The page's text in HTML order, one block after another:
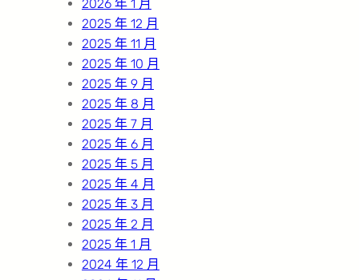
2026 年 1 月
2025 年 12 月
2025 年 11 月
2025 年 10 月
2025 年 9 月
2025 年 8 月
2025 年 7 月
2025 年 6 月
2025 年 5 月
2025 年 4 月
2025 年 3 月
2025 年 2 月
2025 年 1 月
2024 年 12 月